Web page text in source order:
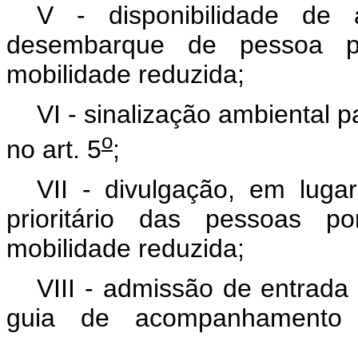
V - disponibilidade de
desembarque de pessoa
mobilidade reduzida;
VI - sinalização ambiental
no art. 5o;
VII - divulgação, em
prioritário das pessoas
mobilidade reduzida;
VIII - admissão de
guia de